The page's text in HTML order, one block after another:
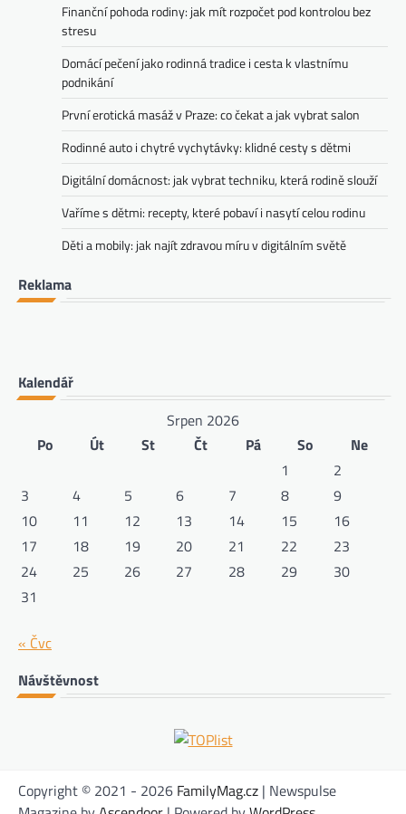
Finanční pohoda rodiny: jak mít rozpočet pod kontrolou bez
stresu
Domácí pečení jako rodinná tradice i cesta k vlastnímu
podnikání
První erotická masáž v Praze: co čekat a jak vybrat salon
Rodinné auto i chytré vychytávky: klidné cesty s dětmi
Digitální domácnost: jak vybrat techniku, která rodině slouží
Vaříme s dětmi: recepty, které pobaví i nasytí celou rodinu
Děti a mobily: jak najít zdravou míru v digitálním světě
Reklama
Kalendář
Srpen 2026
Po
Út St Čt Pá So
Ne
1
2
3
4 5 6 7 8
9
10
11 12 13 14 15
16
17
18 19 20 21 22
23
24
25 26 27 28 29
30
31
« Čvc
Návštěvnost
Copyright © 2021 - 2026 FamilyMag.cz | Newspulse